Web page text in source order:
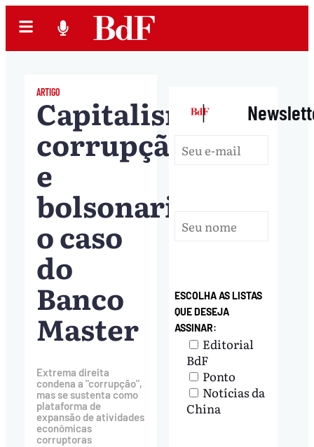
ARTIGO
Capitalismo,
corrupção
e
bolsonarismo:
o caso
do
Banco
Master
Extrema direita
condena a "corrupção",
mas se sustenta como
plataforma de
expansão de atividades
econômicas
corruptoras
|
ESCOLHA AS LISTAS
QUE DESEJA
ASSINAR:
Editorial
BdF
Ponto
Notícias da
China